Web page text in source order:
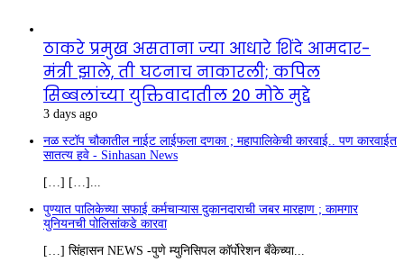
ठाकरे प्रमुख असताना ज्या आधारे शिंदे आमदार-
मंत्री झाले, ती घटनाच नाकारली; कपिल
सिब्बलांच्या युक्तिवादातील 20 मोठे मुद्दे
3 days ago
नळ स्टॉप चौकातील नाईट लाईफला दणका ; महापालिकेची कारवाई.. पण कारवाईत
सातत्य हवे - Sinhasan News
[…] […]...
पुण्यात पालिकेच्या सफाई कर्मचाऱ्यास दुकानदाराची जबर मारहाण ; कामगार
युनियनची पोलिसांकडे कारवा
[…] सिंहासन NEWS -पुणे म्युनिसिपल कॉर्पोरेशन बँकेच्या...